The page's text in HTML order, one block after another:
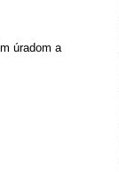
úradom a